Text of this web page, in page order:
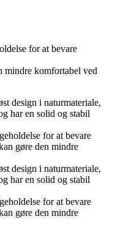
for at bevare
mindre komfortabel ved
design i naturmateriale,
har en solid og stabil
for at bevare
gøre den mindre
design i naturmateriale,
har en solid og stabil
for at bevare
gøre den mindre